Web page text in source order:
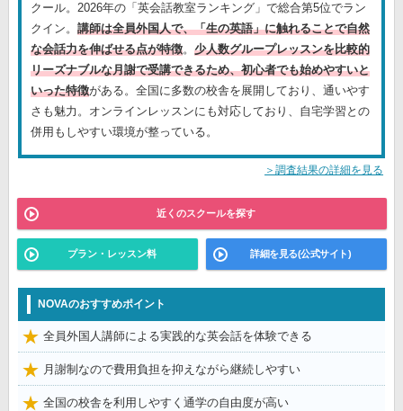
クール。2026年の「英会話教室ランキング」で総合第5位でラン
クイン。 講師は全員外国人で、「生の英語」に触れることで自然
な会話力を伸ばせる点が特徴。 少人数グループレッスンを比較的
リーズナブルな月謝で受講できるため、初心者でも始めやすいと
いった特徴がある。全国に多数の校舎を展開しており、通いやす
さも魅力。オンラインレッスンにも対応しており、自宅学習との
併用もしやすい環境が整っている。
＞調査結果の詳細を見る
近くのスクールを探す
プラン・レッスン料 詳細を見る(公式サイト)
NOVAのおすすめポイント
全員外国人講師による実践的な英会話を体験できる
月謝制なので費用負担を抑えながら継続しやすい
全国の校舎を利用しやすく通学の自由度が高い